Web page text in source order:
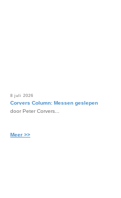
8 juli 2026
Corvers Column: Messen geslepen
door Peter Corvers...
Meer >>